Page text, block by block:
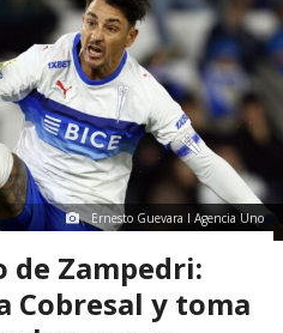
Ernesto Guevara I Agencia Uno
de Zampedri:
Cobresal y toma